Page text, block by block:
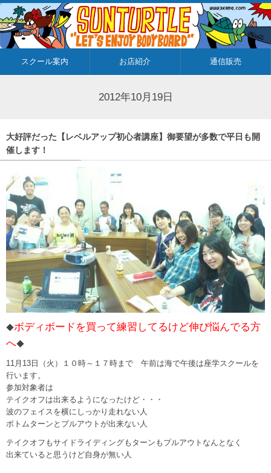
スクール案内 お店紹介 通信販売
2012年10月19日
大好評だった【レベルアップ初心者講座】御要望が多数で平日も開
催します！
◆ボディボードを買って練習してるけど伸び悩んでる方
へ◆
11月13日（火）１０時～１７時まで 午前は海で午後は座学スクールを
行います。
参加対象者は
テイクオフは出来るようになったけど・・・
波のフェイスを横にしっかり走れない人
ボトムターンとプルアウトが出来ない人
テイクオフもサイドライディングもターンもプルアウトなんとなく
出来ていると思うけど自身が無い人